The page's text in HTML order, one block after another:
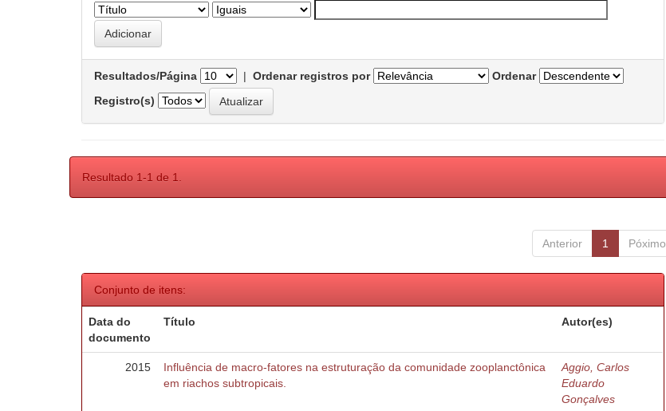
Resultados/Página | Ordenar registros por
Ordenar
Registro(s)
Resultado 1-1 de 1.
Anterior 1 Póximo
Conjunto de itens:
Data do
documento
Título Autor(es)
2015
Influência de macro-fatores na estruturação da comunidade zooplanctônica
em riachos subtropicais.
Aggio, Carlos
Eduardo
Gonçalves